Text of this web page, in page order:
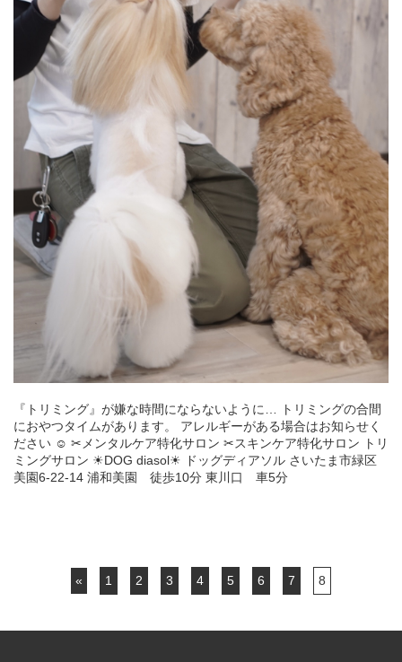
『トリミング』が嫌な時間にならないように… トリミングの合間
におやつタイムがあります。 アレルギーがある場合はお知らせく
ださい ☺︎ ✂︎メンタルケア特化サロン ✂︎スキンケア特化サロン トリ
ミングサロン ☀︎DOG diasol☀︎ ドッグディアソル さいたま市緑区
美園6-22-14 浦和美園 徒歩10分 東川口 車5分
« 1 2 3 4 5 6 7 8